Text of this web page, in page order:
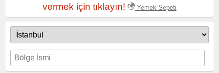
vermek için tıklayın!
Yemek Sepeti